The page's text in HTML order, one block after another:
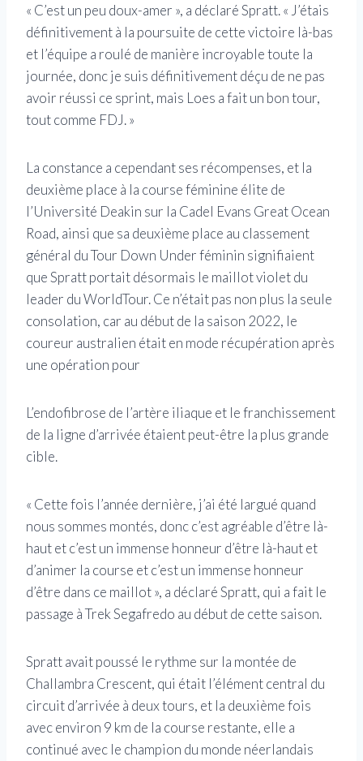
« C’est un peu doux-amer », a déclaré Spratt. « J’étais
définitivement à la poursuite de cette victoire là-bas
et l’équipe a roulé de manière incroyable toute la
journée, donc je suis définitivement déçu de ne pas
avoir réussi ce sprint, mais Loes a fait un bon tour,
tout comme FDJ. »
La constance a cependant ses récompenses, et la
deuxième place à la course féminine élite de
l’Université Deakin sur la Cadel Evans Great Ocean
Road, ainsi que sa deuxième place au classement
général du Tour Down Under féminin signifiaient
que Spratt portait désormais le maillot violet du
leader du WorldTour. Ce n’était pas non plus la seule
consolation, car au début de la saison 2022, le
coureur australien était en mode récupération après
une opération pour
L’endofibrose de l’artère iliaque et le franchissement
de la ligne d’arrivée étaient peut-être la plus grande
cible.
« Cette fois l’année dernière, j’ai été largué quand
nous sommes montés, donc c’est agréable d’être là-
haut et c’est un immense honneur d’être là-haut et
d’animer la course et c’est un immense honneur
d’être dans ce maillot », a déclaré Spratt, qui a fait le
passage à Trek Segafredo au début de cette saison.
Spratt avait poussé le rythme sur la montée de
Challambra Crescent, qui était l’élément central du
circuit d’arrivée à deux tours, et la deuxième fois
avec environ 9 km de la course restante, elle a
continué avec le champion du monde néerlandais